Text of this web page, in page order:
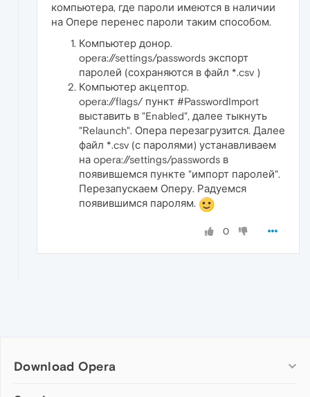
компьютера, где пароли имеются в наличии
на Опере перенес пароли таким способом.
Компьютер донор.
opera://settings/passwords экспорт
паролей (сохраняются в файл *.csv )
Компьютер акцептор.
opera://flags/ пункт #PasswordImport
выставить в "Enabled", далее тыкнуть
"Relaunch". Опера перезагрузится. Далее
файл *.csv (с паролями) устанавливаем
на opera://settings/passwords в
появившемся пункте "импорт паролей".
Перезапускаем Оперу. Радуемся
появившимся паролям.
0
Download Opera